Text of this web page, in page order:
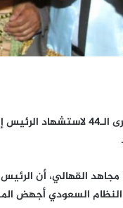
أحيا تنظيم التصحيح ،اليوم،
القهالي، أن
النظام السعودي أجهض